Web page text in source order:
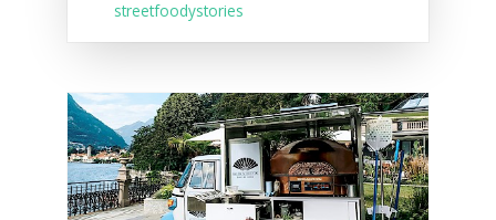
streetfoodystories